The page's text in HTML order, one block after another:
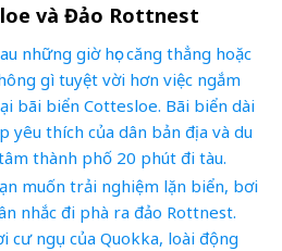
và Đảo Rottnest
những giờ học căng thẳng hoặc
gì tuyệt vời hơn việc ngắm
bãi biển Cottesloe. Bãi biển dài
yêu thích của dân bản địa và du
thành phố 20 phút đi tàu.
muốn trải nghiệm lặn biển, bơi
nhắc đi phà ra đảo Rottnest.
cư ngụ của Quokka, loài động